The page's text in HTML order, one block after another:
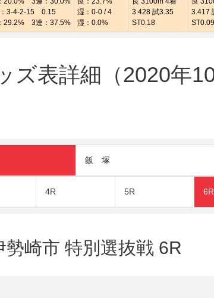
3-4-2-15 0.15
29.2% 3連：37.5%
湿：0-0 / 4
湿：0.0%
3.428 試3.35
ST0.18
3.417
ST0.09
ズ表詳細（2020年
飯 塚
4R 5R 6R
崎市 特別選抜戦 6R